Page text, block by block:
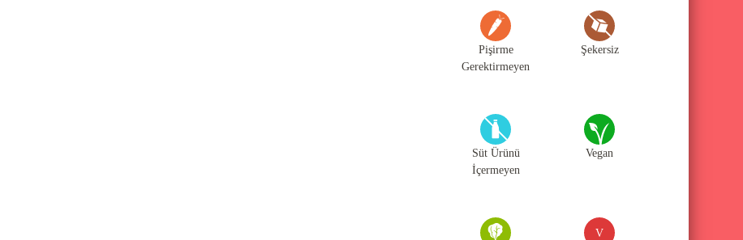
Pişirme
Gerektirmeyen
Şekersiz
Süt Ürünü
İçermeyen
Vegan
V